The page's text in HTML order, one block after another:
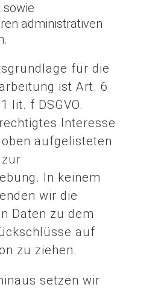
sowie
administrativen
für die
ist Art. 6
lit. f DSGVO.
Interesse
aufgelisteten
In keinem
wir die
Daten zu dem
auf
zu ziehen.
setzen wir